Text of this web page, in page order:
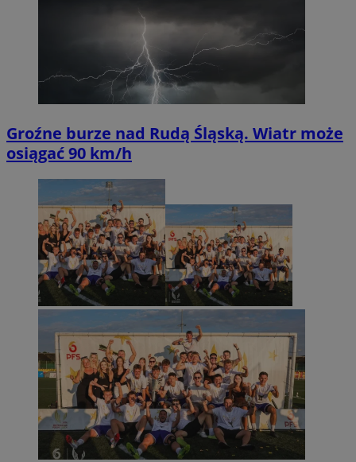
Groźne burze nad Rudą Śląską. Wiatr może
osiągać 90 km/h